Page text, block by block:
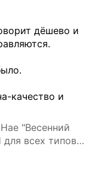
дёшево и
качество и
"Весенний
для всех типов